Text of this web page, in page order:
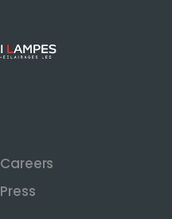
Careers
Press